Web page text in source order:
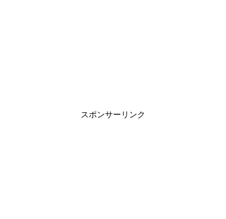
スポンサーリンク